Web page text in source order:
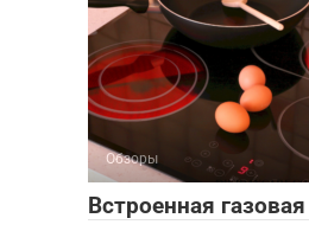
Обзоры
Встроенная